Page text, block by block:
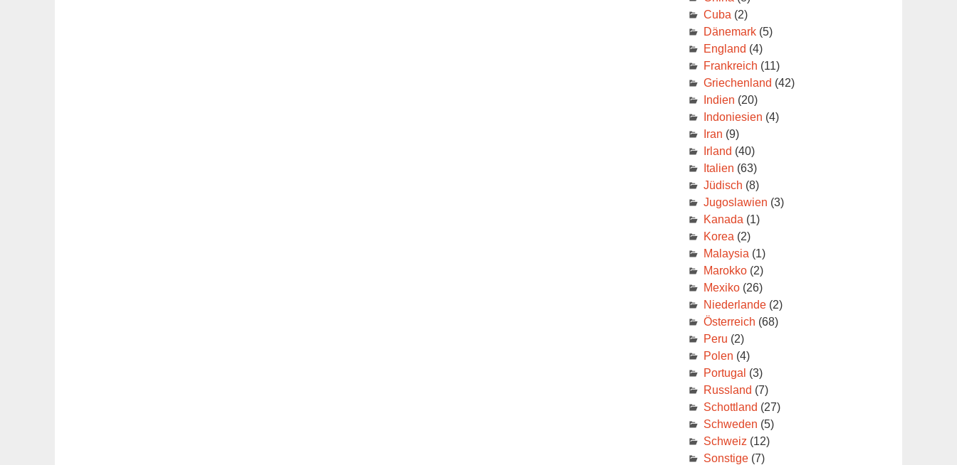
Cuba (2)
Dänemark(5)
England (4)
Frankreich (11)
Griechenland (42)
Indien (20)
Indoniesien (4)
Iran (9)
Irland (40)
Italien (63)
Jüdisch (8)
Jugoslawien (3)
Kanada (1)
Korea (2)
Malaysia (1)
Marokko(2)
Mexiko(26)
Niederlande(2)
Österreich (68)
Peru (2)
Polen (4)
Portugal (3)
Russland (7)
Schottland (27)
Schweden (5)
Schweiz (12)
Sonstige(7)